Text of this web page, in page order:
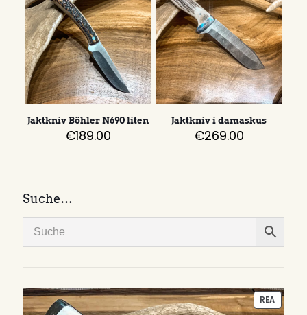
Jaktkniv Böhler N690 liten
€189.00
Jaktkniv i damaskus
€269.00
Suche…
REA
PÅ